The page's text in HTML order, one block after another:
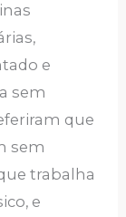
e
sem
que
sem
trabalha
e